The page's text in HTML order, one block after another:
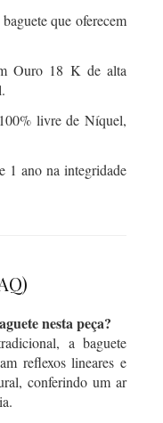
que oferecem
Ouro 18 K de alta
livre de Níquel,
1 ano na integridade
nesta peça?
a baguete
reflexos lineares e
conferindo um ar